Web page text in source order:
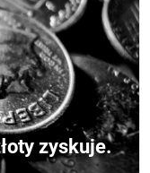
zyskuje.